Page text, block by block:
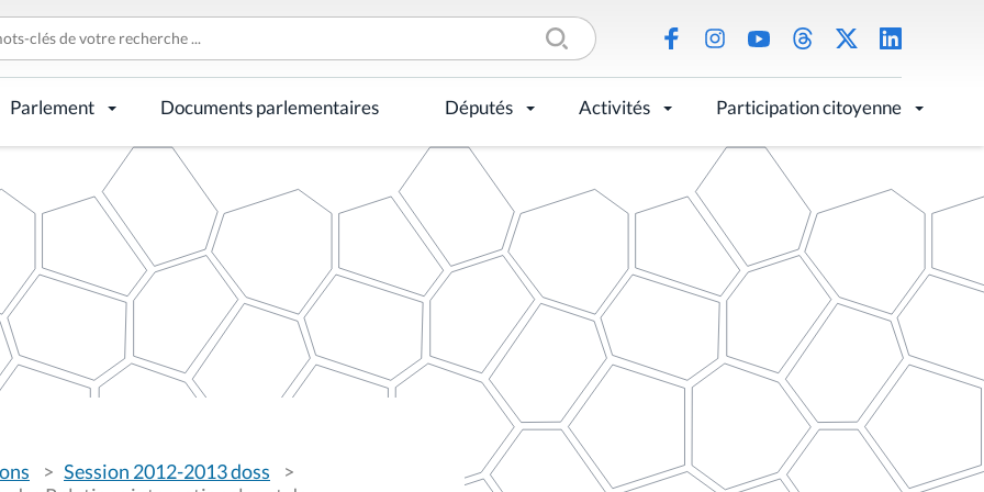
Parlement Documents parlementaires Députés Activités Participation citoyenne
Session 2012-2013 doss